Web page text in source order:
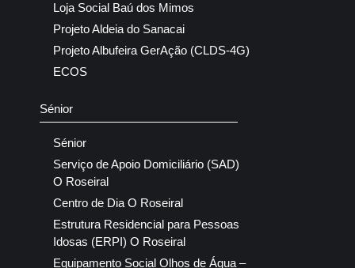
Loja Social Baú dos Mimos
Projeto Aldeia do Sanacai
Projeto Albufeira GerAção (CLDS-4G)
ECOS
Sénior
Sénior
Serviço de Apoio Domiciliário (SAD)
O Roseiral
Centro de Dia O Roseiral
Estrutura Residencial para Pessoas
Idosas (ERPI) O Roseiral
Equipamento Social Olhos de Água –